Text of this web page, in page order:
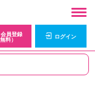
会員登録
料）
ログイン